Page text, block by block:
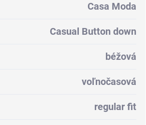
Casa Moda
Casual Button down
béžová
voľnočasová
regular fit